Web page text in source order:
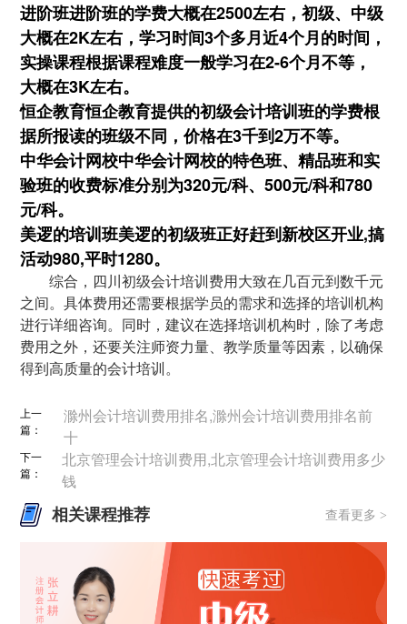
进阶班进阶班的学费大概在2500左右，初级、中级
大概在2K左右，学习时间3个多月近4个月的时间，
实操课程根据课程难度一般学习在2-6个月不等，
大概在3K左右。
恒企教育恒企教育提供的初级会计培训班的学费根
据所报读的班级不同，价格在3千到2万不等。
中华会计网校中华会计网校的特色班、精品班和实
验班的收费标准分别为320元/科、500元/科和780
元/科。
美逻的培训班美逻的初级班正好赶到新校区开业,搞
活动980,平时1280。
综合，四川初级会计培训费用大致在几百元到数千元
之间。具体费用还需要根据学员的需求和选择的培训机构
进行详细咨询。同时，建议在选择培训机构时，除了考虑
费用之外，还要关注师资力量、教学质量等因素，以确保
得到高质量的会计培训。
上一
篇：
滁州会计培训费用排名,滁州会计培训费用排名前
十
下一
篇：
北京管理会计培训费用,北京管理会计培训费用多少
钱
相关课程推荐 查看更多 >